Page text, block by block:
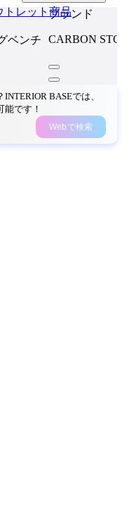
トレット商品
ベンチ
ブランド
CARBON
BASEでは、
です！
Webで検索